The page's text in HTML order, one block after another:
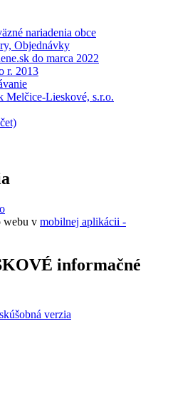
nariadenia obce
Objednávky
do marca 2022
r. 2013
Melčice-Lieskové, s.r.o.
webu v mobilnej aplikácii -
informačné